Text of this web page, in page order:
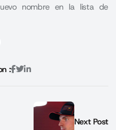
nombre en la lista de
:
Next Post